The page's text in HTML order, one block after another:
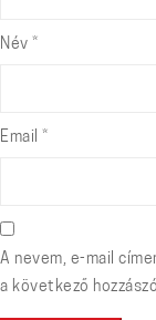
Név *
Email *
A nevem, e-mail
a következő